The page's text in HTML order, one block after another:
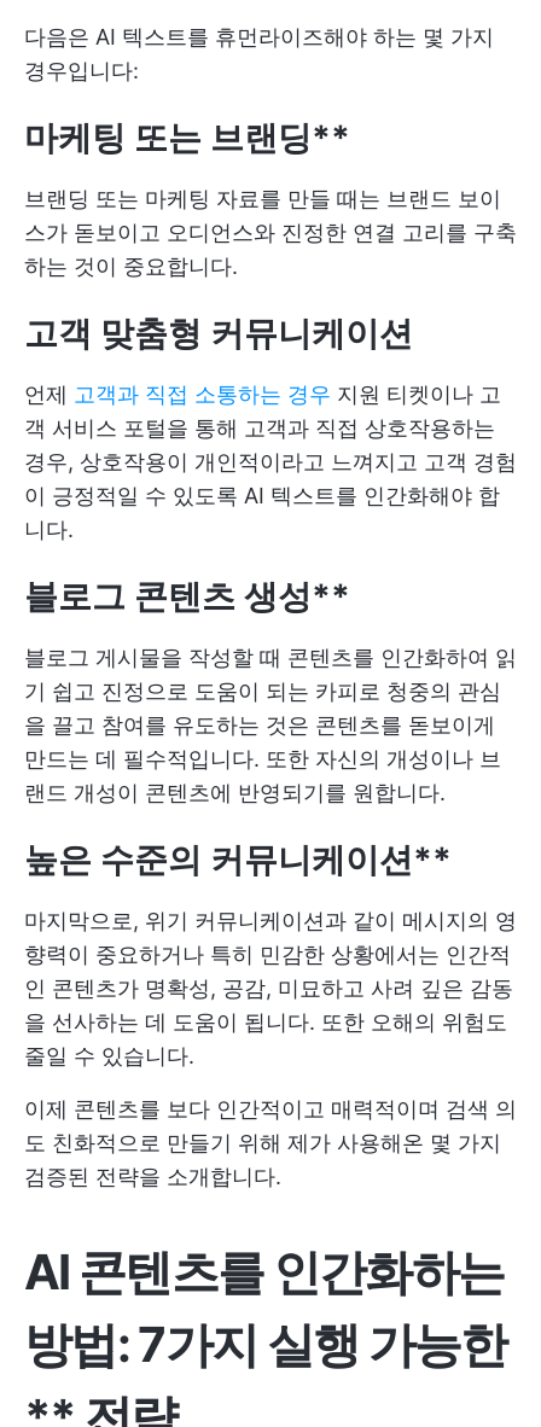
다음은 AI 텍스트를 휴먼라이즈해야 하는 몇 가지
경우입니다:
마케팅 또는 브랜딩**
브랜딩 또는 마케팅 자료를 만들 때는 브랜드 보이
스가 돋보이고 오디언스와 진정한 연결 고리를 구축
하는 것이 중요합니다.
고객 맞춤형 커뮤니케이션
언제 고객과 직접 소통하는 경우 지원 티켓이나 고
객 서비스 포털을 통해 고객과 직접 상호작용하는
경우, 상호작용이 개인적이라고 느껴지고 고객 경험
이 긍정적일 수 있도록 AI 텍스트를 인간화해야 합
니다.
블로그 콘텐츠 생성**
블로그 게시물을 작성할 때 콘텐츠를 인간화하여 읽
기 쉽고 진정으로 도움이 되는 카피로 청중의 관심
을 끌고 참여를 유도하는 것은 콘텐츠를 돋보이게
만드는 데 필수적입니다. 또한 자신의 개성이나 브
랜드 개성이 콘텐츠에 반영되기를 원합니다.
높은 수준의 커뮤니케이션**
마지막으로, 위기 커뮤니케이션과 같이 메시지의 영
향력이 중요하거나 특히 민감한 상황에서는 인간적
인 콘텐츠가 명확성, 공감, 미묘하고 사려 깊은 감동
을 선사하는 데 도움이 됩니다. 또한 오해의 위험도
줄일 수 있습니다.
이제 콘텐츠를 보다 인간적이고 매력적이며 검색 의
도 친화적으로 만들기 위해 제가 사용해온 몇 가지
검증된 전략을 소개합니다.
AI 콘텐츠를 인간화하는
방법: 7가지 실행 가능한